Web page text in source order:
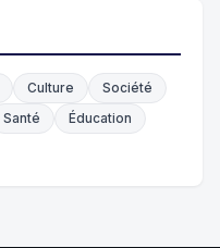
Culture
Société
Santé
Éducation